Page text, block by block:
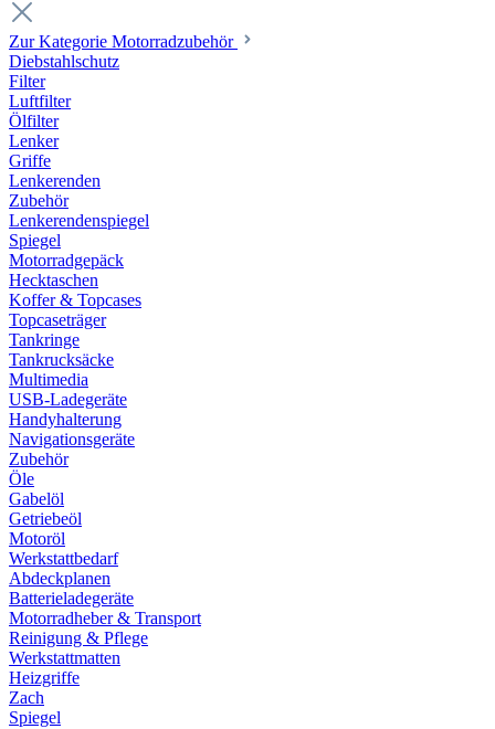
Zur Kategorie Motorradzubehör
Diebstahlschutz
Filter
Luftfilter
Ölfilter
Lenker
Griffe
Lenkerenden
Zubehör
Lenkerendenspiegel
Spiegel
Motorradgepäck
Hecktaschen
Koffer & Topcases
Topcaseträger
Tankringe
Tankrucksäcke
Multimedia
USB-Ladegeräte
Handyhalterung
Navigationsgeräte
Zubehör
Öle
Gabelöl
Getriebeöl
Motoröl
Werkstattbedarf
Abdeckplanen
Batterieladegeräte
Motorradheber & Transport
Reinigung & Pflege
Werkstattmatten
Heizgriffe
Zach
Spiegel